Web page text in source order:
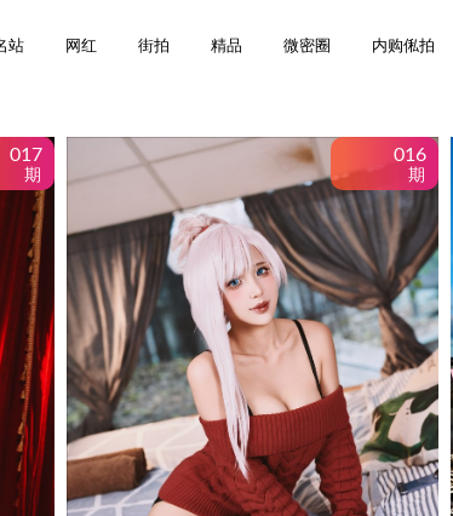
站 网红 街拍 精品 微密圈 内购俬拍
017
期
016
期